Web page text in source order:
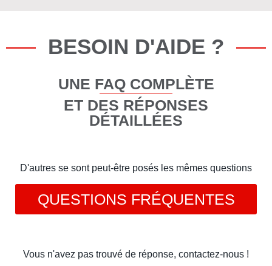
BESOIN D'AIDE ?
UNE FAQ COMPLÈTE
ET DES RÉPONSES
DÉTAILLÉES
D'autres se sont peut-être posés les mêmes questions
QUESTIONS FRÉQUENTES
Vous n'avez pas trouvé de réponse, contactez-nous !